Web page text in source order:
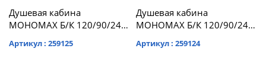
Душевая кабина
МОНОМАХ Б/К 120/90/24
1200*900*2060,
Артикул : 259125
Душевая кабина
МОНОМАХ Б/К 120/90/24
1200*900*2060,
Артикул : 259124